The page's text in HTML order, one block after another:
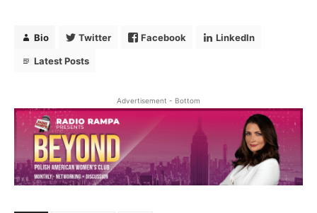
Bio Twitter Facebook LinkedIn
Latest Posts
Advertisement - Bottom